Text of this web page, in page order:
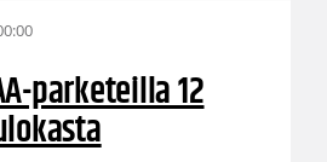
parketeilla 12